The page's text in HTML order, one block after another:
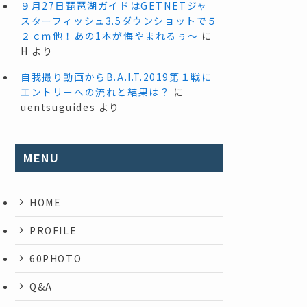
９月27日琵琶湖ガイドはGETNETジャ
スターフィッシュ3.5ダウンショットで５
２ｃｍ他！あの1本が悔やまれるぅ～ に
H より
自我撮り動画からB.A.I.T.2019第１戦に
エントリーへの流れと結果は？ に
uentsuguides より
MENU
HOME
PROFILE
60PHOTO
Q&A